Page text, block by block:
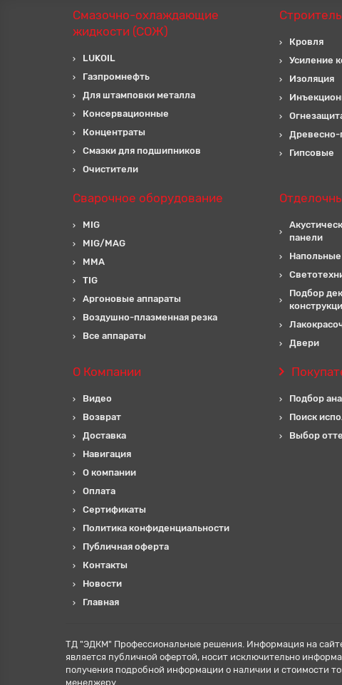
Смазочно-охлаждающие
жидкости (СОЖ)
LUKOIL
Газпромнефть
Для штамповки металла
Консервационные
Концентраты
Смазки для подшипников
Очистители
Кровля
Усиление
Изоляция
Древесно-
Гипсовые
Сварочное оборудование
MIG
MIG/MAG
MMA
TIG
Аргоновые аппараты
Воздушно-плазменная резка
Все аппараты
панели
Подбор
Двери
О Компании
Видео
Возврат
Доставка
Навигация
О компании
Оплата
Сертификаты
Политика конфиденциальности
Публичная оферта
Контакты
Новости
Главная
Подбор
Поиск
Выбор
ТД "ЭДКМ" Профессиональные решения. Информация на
является публичной офертой, носит исключительно
получения подробной информации о наличии и стоимости
менеджеру.